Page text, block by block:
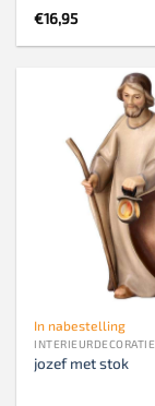
€16,95
In nabestelling
INTERIEURDECORATIE
jozef met stok